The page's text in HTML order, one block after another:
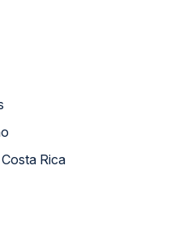
La terminal Costa Rica